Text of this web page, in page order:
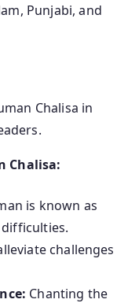
Punjabi, and
Chalisa in
Chalisa:
is known as
difficulties.
challenges
Chanting the